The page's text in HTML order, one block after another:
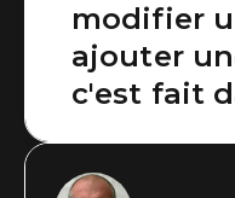
modifier
ajouter
c'est fait